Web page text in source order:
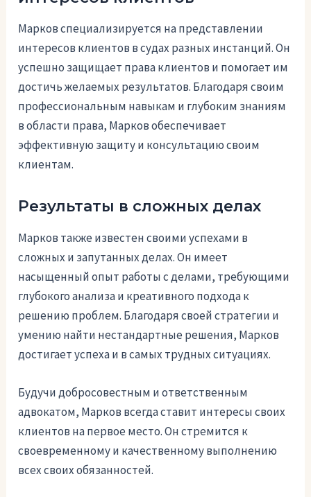
Марков специализируется на представлении
интересов клиентов в судах разных инстанций. Он
успешно защищает права клиентов и помогает им
достичь желаемых результатов. Благодаря своим
профессиональным навыкам и глубоким знаниям
в области права, Марков обеспечивает
эффективную защиту и консультацию своим
клиентам.
Результаты в сложных делах
Марков также известен своими успехами в
сложных и запутанных делах. Он имеет
насыщенный опыт работы с делами, требующими
глубокого анализа и креативного подхода к
решению проблем. Благодаря своей стратегии и
умению найти нестандартные решения, Марков
достигает успеха и в самых трудных ситуациях.
Будучи добросовестным и ответственным
адвокатом, Марков всегда ставит интересы своих
клиентов на первое место. Он стремится к
своевременному и качественному выполнению
всех своих обязанностей.